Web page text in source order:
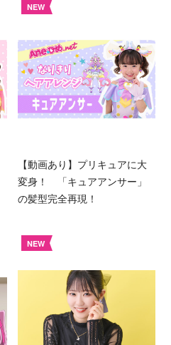
NEW
【動画あり】プリキュアに大
変身！ 「キュアアンサー」
の髪型完全再現！
NEW